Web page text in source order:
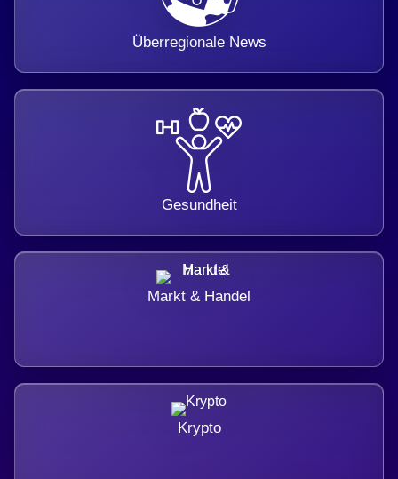
Überregionale News
Gesundheit
Markt & Handel
Krypto